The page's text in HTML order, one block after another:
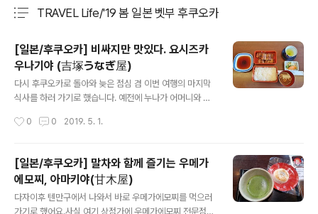
TRAVEL Life/'19 봄 일본 벳부 후쿠오카
[일본/후쿠오카] 비싸지만 맛있다. 요시즈카
우나기야 (吉塚うなぎ屋)
다시 후쿠오카로 돌아와 늦은 점심 겸 이번 여행의 마지막
식사를 하러 가기로 했습니다. 예전에 누나가 어머니와 여
했어요. 캐널시티에서 그리 멀지 않은 나카강변에 위치하
네요. 바로 여기가 요시즈카 우나기야(吉塚うなぎ屋) 입
니다.외관은 꽤 세련된 모습이네요.개업한지 100년이 넘
었다고 하는걸 보면 손님들이 많아서 아예 건물을 새로 지
은거 같습니다. 피크타임때는 1층에도 줄을 선다고 하는데
다행이 안보였습니다.늦은 점심때라 그렇구나 했는데.. 2
0 0 2019. 5. 1.
[일본/후쿠오카] 말차와 함께 즐기는 우메가
에모찌, 아마키야(甘木屋)
다자이후 텐만구에서 나와서 바로 우메가에모찌를 먹으러
가기로 했어요.사실 여기 상점가에 우메가에모찌 전문점이